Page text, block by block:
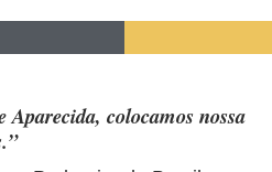
Aparecida, colocamos nossa